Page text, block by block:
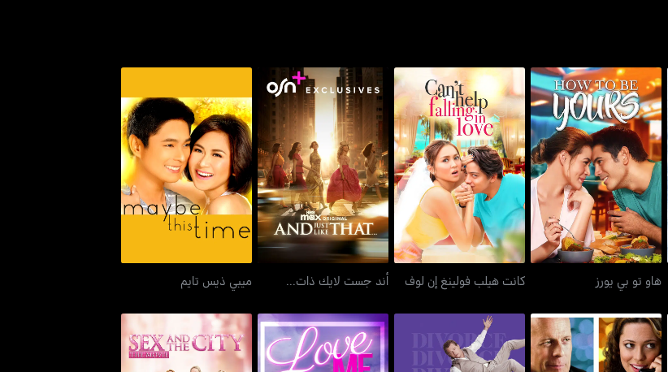
هاو تو بي يورز
هاو تو بي يورز
كانت هيلب فولينغ إن لوف
كانت هيلب فولينغ إن لوف
أند جست لايك ذات...
أند جست لايك ذات...
ميبي ذيس تايم
ميبي ذيس تايم